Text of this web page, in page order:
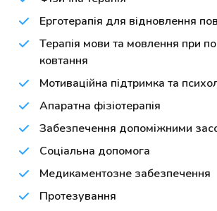
Ерготерапія для відновлення
Терапія мови та мовлення при
ковтання
Мотиваційна підтримка та
Апаратна фізіотерапія
Забезпечення допоміжними
Соціальна допомога
Медикаментозне забезпечення
Протезування